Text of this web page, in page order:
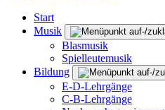
Start
Musik
Blasmusik
Spielleutemusik
Bildung
E-D-Lehrgänge
C-B-Lehrgänge